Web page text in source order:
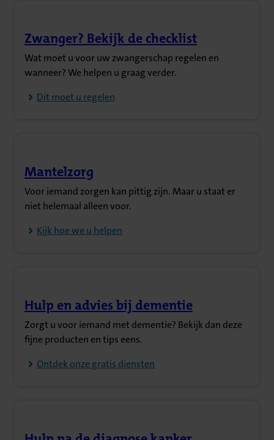
Zwanger? Bekijk de checklist
(Opent in nieuw tabblad)
Wat moet u voor uw zwangerschap regelen en
wanneer? We helpen u graag verder.
Dit moet u regelen
Mantelzorg
(Opent in nieuw tabblad)
Voor iemand zorgen kan pittig zijn. Maar u staat er
niet helemaal alleen voor.
Kijk hoe we u helpen
Hulp en advies bij dementie
(Opent in nieuw tabblad)
Zorgt u voor iemand met dementie? Bekijk dan deze
fijne producten en tips eens.
Ontdek onze gratis diensten